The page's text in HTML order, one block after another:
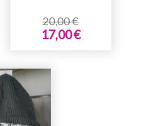
20,00 €
17,00 €